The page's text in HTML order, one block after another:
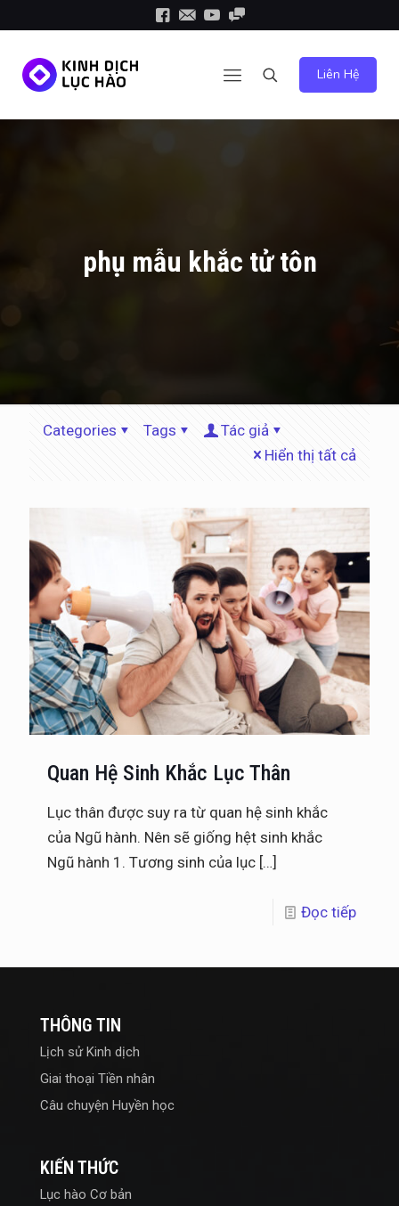
Liên Hệ
phụ mẫu khắc tử tôn
Categories Tags
Tác giả
Hiển thị tất cả
Quan Hệ Sinh Khắc Lục Thân
Lục thân được suy ra từ quan hệ sinh khắc
của Ngũ hành. Nên sẽ giống hệt sinh khắc
Ngũ hành 1. Tương sinh của lục […]
Đọc tiếp
THÔNG TIN
Lịch sử Kinh dịch
Giai thoại Tiền nhân
Câu chuyện Huyền học
KIẾN THỨC
Lục hào Cơ bản